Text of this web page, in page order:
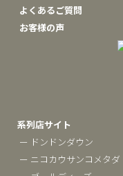
よくあるご質問
お客様の声
系列店サイト
ー ドンドンダウン
ー ニコカウサンコメタダ